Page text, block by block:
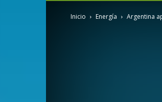
Inicio Energía Argentina